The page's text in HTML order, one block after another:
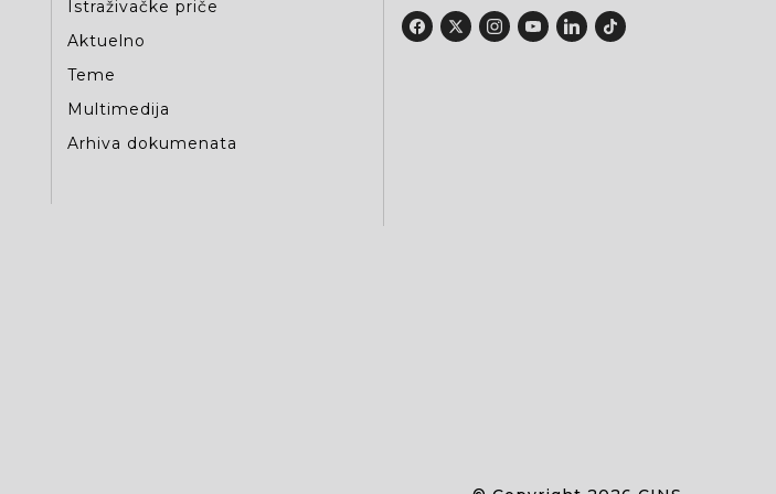
Istraživačke priče
Aktuelno
Teme
Multimedija
Arhiva dokumenata